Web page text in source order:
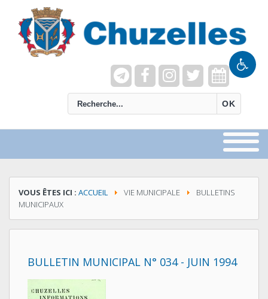
OK
VOUS ÊTES ICI : ACCUEIL VIE MUNICIPALE
BULLETINS
MUNICIPAUX
BULLETIN MUNICIPAL N° 034 - JUIN 1994